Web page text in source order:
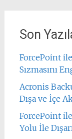
Son
ForcePoint
Sızmasını
Acronis
Dışa ve İçe
ForcePoint
Yolu İle